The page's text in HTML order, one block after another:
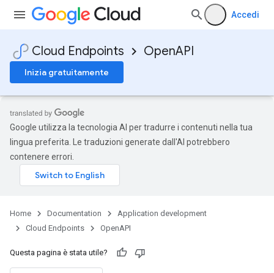
Accedi
Cloud Endpoints OpenAPI
Inizia gratuitamente
Google utilizza la tecnologia AI per tradurre i contenuti nella tua
lingua preferita. Le traduzioni generate dall'AI potrebbero
contenere errori.
Home Documentation
Application development
Cloud Endpoints
OpenAPI
Questa pagina è stata utile?